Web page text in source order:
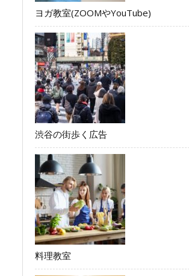
ヨガ教室(ZOOMやYouTube)
渋谷の街歩く広告
料理教室